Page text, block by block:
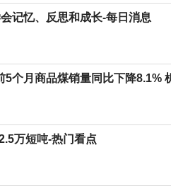
记忆、反思和成长-每日消息
个月商品煤销量同比下降8.1%
万短吨-热门看点